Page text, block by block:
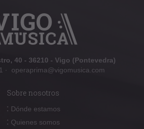
40 - 36210 - Vigo (Pontevedra)
· operaprima@vigomusica.com
Sobre nosotros
: Dónde estamos
: Quienes somos